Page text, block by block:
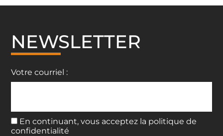
NEWSLETTER
Votre courriel :
En continuant, vous acceptez la politique de
confidentialité